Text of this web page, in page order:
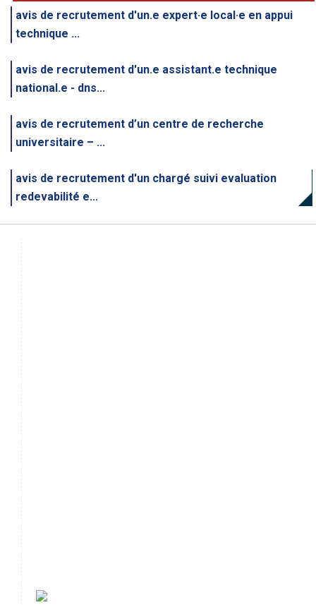
avis de recrutement d'un.e expert·e local·e en appui
technique ...
avis de recrutement d'un.e assistant.e technique
national.e - dns...
avis de recrutement d’un centre de recherche
universitaire – ...
avis de recrutement d'un chargé suivi evaluation
redevabilité e...